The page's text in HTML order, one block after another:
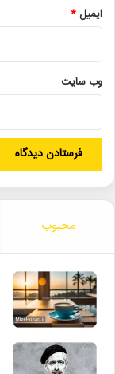
المپیک_پاریس
موسیقی_ملی
ایمیل*
وب‌ سایت
محبوب